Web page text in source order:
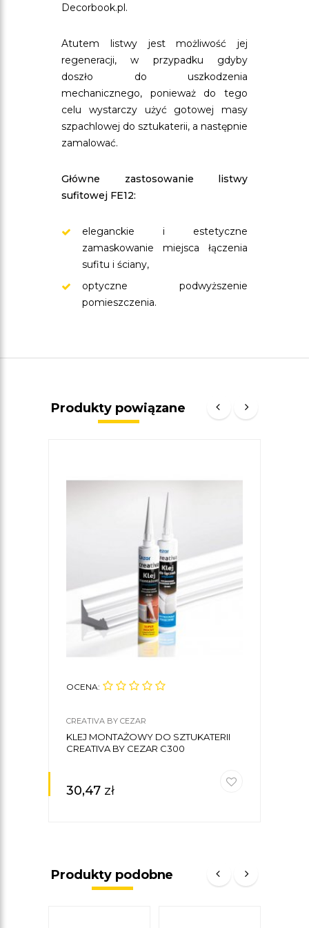
Decorbook.pl.
Atutem listwy jest możliwość jej
regeneracji, w przypadku gdyby
doszło do uszkodzenia
mechanicznego, ponieważ do tego
celu wystarczy użyć gotowej masy
szpachlowej do sztukaterii, a następnie
zamalować.
Główne zastosowanie listwy
sufitowej FE12:
eleganckie i estetyczne
zamaskowanie miejsca łączenia
sufitu i ściany,
optyczne podwyższenie
pomieszczenia.
Produkty powiązane
OCENA:
CREATIVA BY CEZAR
KLEJ MONTAŻOWY DO SZTUKATERII
CREATIVA BY CEZAR C300
30,47 zł
Produkty podobne